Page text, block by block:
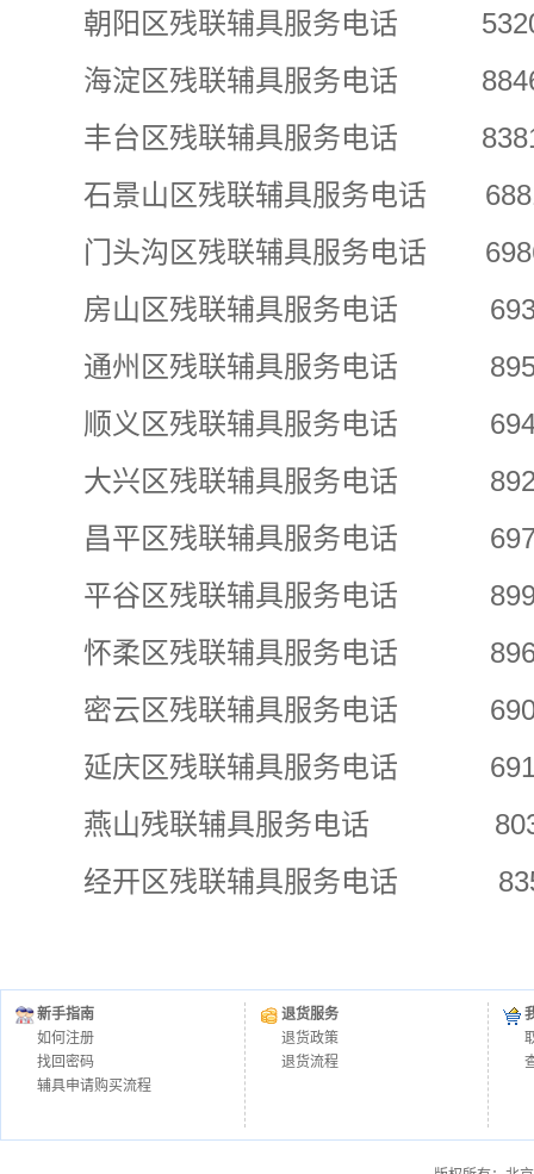
朝阳区残联辅具服务电话
海淀区残联辅具服务电话
丰台区残联辅具服务电话
石景山区残联辅具服务电话
门头沟区残联辅具服务电话
房山区残联辅具服务电话
通州区残联辅具服务电话
顺义区残联辅具服务电话
大兴区残联辅具服务电话
昌平区残联辅具服务电话
平谷区残联辅具服务电话
怀柔区残联辅具服务电话
密云区残联辅具服务电话
延庆区残联辅具服务电话
燕山残联辅具服务电话
经开区残联辅具服务电话
新手指南
如何注册
找回密码
辅具申请购买流程
退货服务
退货政策
退货流程